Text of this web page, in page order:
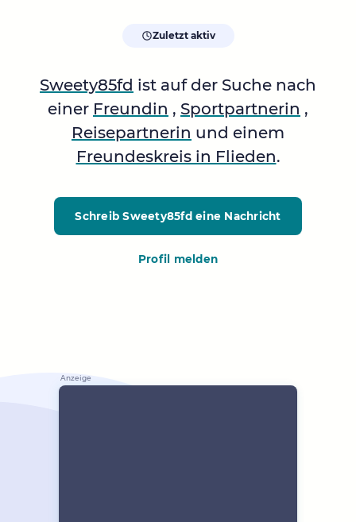
Zuletzt aktiv
Sweety85fd ist auf der Suche nach
einer Freundin , Sportpartnerin ,
Reisepartnerin und einem
Freundeskreis in Flieden.
Schreib Sweety85fd eine Nachricht
Profil melden